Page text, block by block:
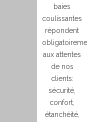
baies
coulissantes
répondent
obligatoirement
aux attentes
de nos
clients:
sécurité,
confort,
étanchéité,